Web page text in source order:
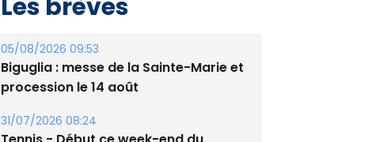
Les brèves
05/08/2026 09:53
procession le 14 août